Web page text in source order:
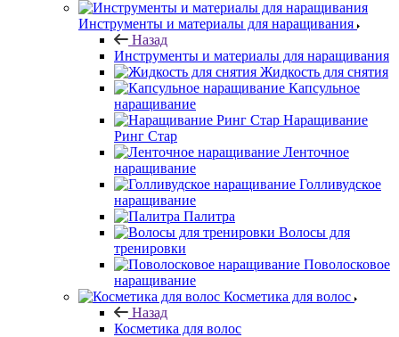
Инструменты и материалы для наращивания
Назад
Инструменты и материалы для наращивания
Жидкость для снятия
Капсульное
наращивание
Наращивание
Ринг Стар
Ленточное
наращивание
Голливудское
наращивание
Палитра
Волосы для
тренировки
Поволосковое
наращивание
Косметика для волос
Назад
Косметика для волос